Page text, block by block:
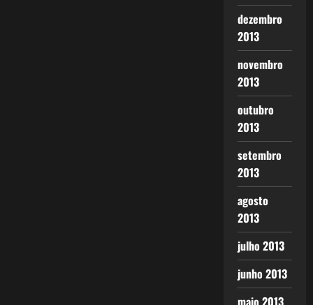
dezembro
2013
novembro
2013
outubro
2013
setembro
2013
agosto
2013
julho 2013
junho 2013
maio 2013